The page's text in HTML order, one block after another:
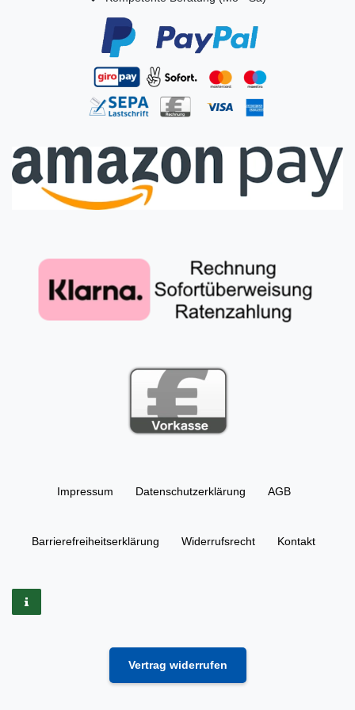
Impressum Daten­schutz­erklärung AGB
Barrierefreiheitserklärung Widerrufs­recht Kontakt
Vertrag widerrufen